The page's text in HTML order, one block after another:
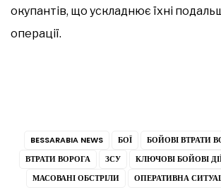
окупантів, що ускладнює їхні
операції.
BESSARABIA NEWS БОЇ БОЙОВІ ВТРАТИ
ВТРАТИ ВОРОГА
ЗСУ
КЛЮЧОВІ БОЙОВІ
МАСОВАНІ ОБСТРІЛИ
ОПЕРАТИВНА